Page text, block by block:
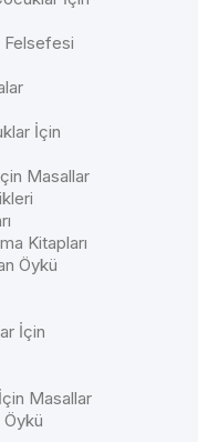
Felsefesi
İçin
Masallar
Kitapları
Öykü
İçin
Masallar
Öykü